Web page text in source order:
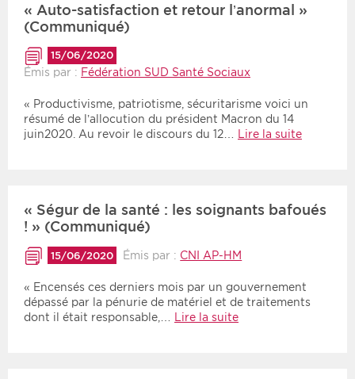
« Auto-satisfaction et retour l’anormal »
(Communiqué)
15/06/2020
Émis par : Fédération SUD Santé Sociaux
« Productivisme, patriotisme, sécuritarisme voici un
résumé de l’allocution du président Macron du 14
juin2020. Au revoir le discours du 12…
Lire la suite
« Ségur de la santé : les soignants bafoués
! » (Communiqué)
15/06/2020 Émis par : CNI AP-HM
« Encensés ces derniers mois par un gouvernement
dépassé par la pénurie de matériel et de traitements
dont il était responsable,…
Lire la suite